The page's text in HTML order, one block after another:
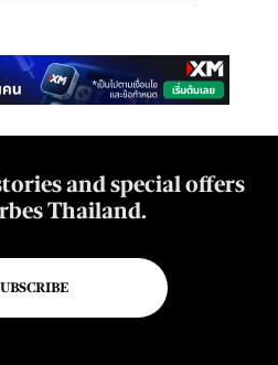
and special offers
Thailand.